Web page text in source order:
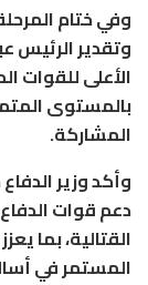
وفي ختام
وتقدير الرئيس
الأعلى للقوات
بالمستوى
المشاركة.
وأكد وزير
دعم قوات
القتالية، بما
المستمر في